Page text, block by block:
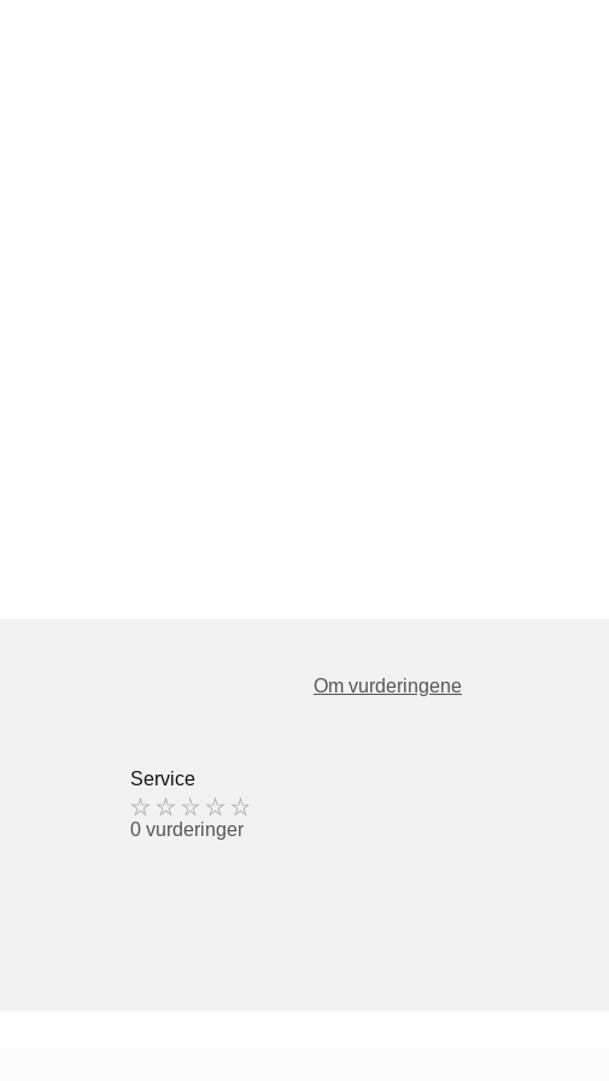
Om vurderingene
Service
0 vurderinger